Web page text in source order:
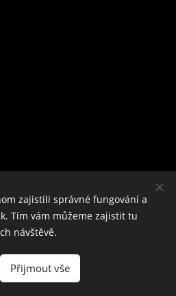
Webnode Cookies
zajistili správné fungování a
Tím vám můžeme zajistit tu
návštěvě.
Přijmout vše